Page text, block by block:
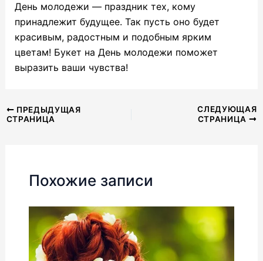
День молодежи — праздник тех, кому
принадлежит будущее. Так пусть оно будет
красивым, радостным и подобным ярким
цветам! Букет на День молодежи поможет
выразить ваши чувства!
Навигация
по
ПРЕДЫДУЩАЯ
СТРАНИЦА
СЛЕДУЮЩАЯ
СТРАНИЦА
Похожие записи